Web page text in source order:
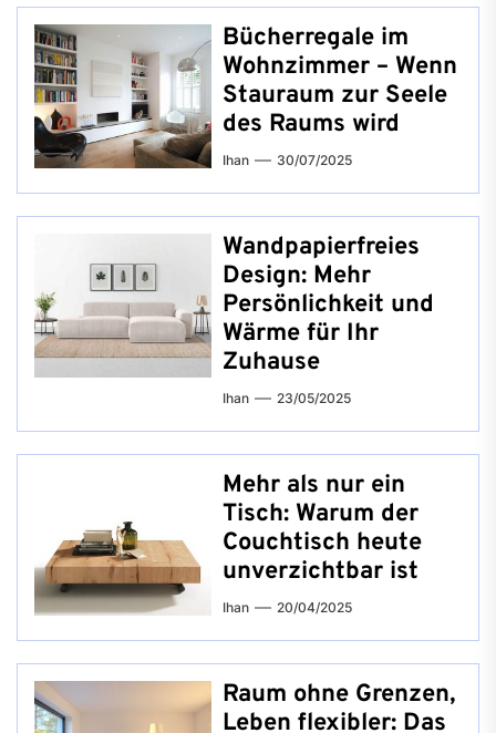
Bücherregale im
Wohnzimmer – Wenn
Stauraum zur Seele
des Raums wird
Ihan 30/07/2025
Wandpapierfreies
Design: Mehr
Persönlichkeit und
Wärme für Ihr
Zuhause
Ihan 23/05/2025
Mehr als nur ein
Tisch: Warum der
Couchtisch heute
unverzichtbar ist
Ihan 20/04/2025
Raum ohne Grenzen,
Leben flexibler: Das